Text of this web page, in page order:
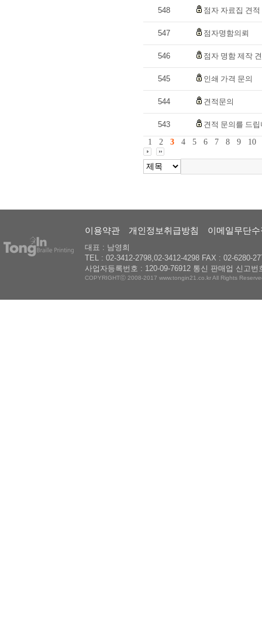
548 점자 자료집 견적
547 점자명함의뢰
546 점자 명함 제작
545 인쇄 가격 문의
544 견적문의
543
견적 문의를 드립
1
2 3 4 5 6 7 8 9 10
이용약관 개인정보취급방침 이메일무단
대표 : 남영희
TEL : 02-3412-2798,02-3412-4298 FAX : 02-6280-
사업자등록번호 : 120-09-76912 통신 판매업 신고번
COPYRIGHTⓒ 2008-2017 www.tongin21.co.kr All Rights